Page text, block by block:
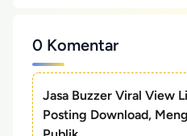
0 Komentar
Jasa Buzzer Viral View
Posting Download,